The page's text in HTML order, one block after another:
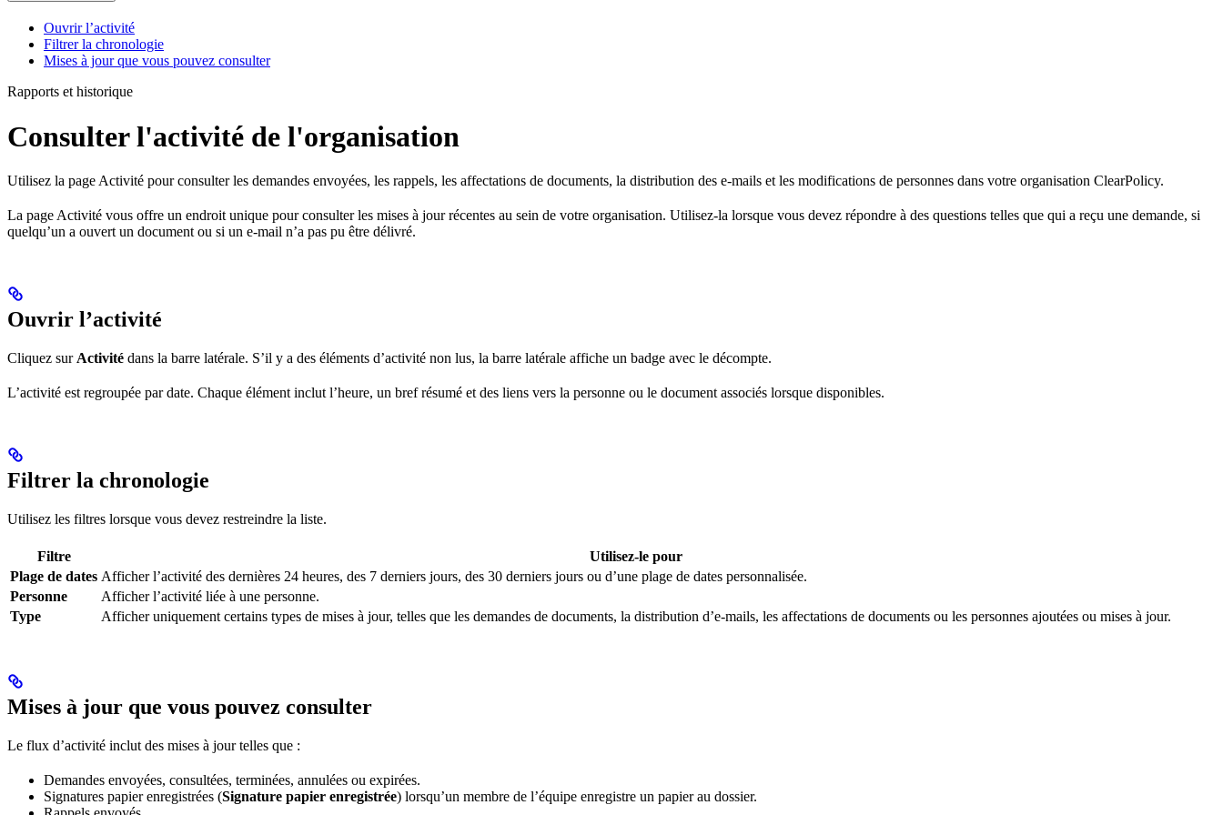
Ouvrir l’activité
Filtrer la chronologie
Mises à jour que vous pouvez consulter
Rapports et historique
Consulter l'activité de l'organisation
Utilisez la page Activité pour consulter les demandes envoyées, les rappels, les affectations de documents, la distribution des e-mails et les modifications de personnes dans votre organisation ClearPolicy.
La page Activité vous offre un endroit unique pour consulter les mises à jour récentes au sein de votre organisation. Utilisez-la lorsque vous devez répondre à des questions telles que qui a reçu une demande, si
quelqu’un a ouvert un document ou si un e-mail n’a pas pu être délivré.
Ouvrir l’activité
Cliquez sur Activité dans la barre latérale. S’il y a des éléments d’activité non lus, la barre latérale affiche un badge avec le décompte.
L’activité est regroupée par date. Chaque élément inclut l’heure, un bref résumé et des liens vers la personne ou le document associés lorsque disponibles.
Filtrer la chronologie
Utilisez les filtres lorsque vous devez restreindre la liste.
Filtre
Utilisez-le pour
Plage de dates Afficher l’activité des dernières 24 heures, des 7 derniers jours, des 30 derniers jours ou d’une plage de dates personnalisée.
Personne
Afficher l’activité liée à une personne.
Type
Afficher uniquement certains types de mises à jour, telles que les demandes de documents, la distribution d’e-mails, les affectations de documents ou les personnes ajoutées ou mises à jour.
Mises à jour que vous pouvez consulter
Le flux d’activité inclut des mises à jour telles que :
Demandes envoyées, consultées, terminées, annulées ou expirées.
Signatures papier enregistrées (Signature papier enregistrée) lorsqu’un membre de l’équipe enregistre un papier au dossier.